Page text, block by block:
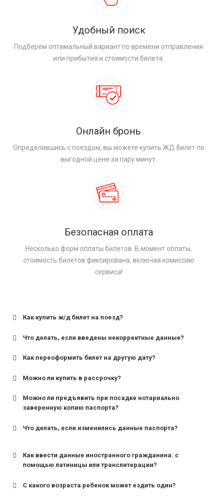
Удобный поиск
Подберём оптимальный вариант по времени отправления
или прибытия и стоимости билета.
Онлайн бронь
Определившись с поездом, вы можете купить ЖД билет по
выгодной цене за пару минут.
Безопасная оплата
Несколько форм оплаты билетов. В момент оплаты,
стоимость билетов фиксирована, включая комиссию
сервиса!
Как купить ж/д билет на поезд?
Что делать, если введены некорректные данные?
Как переоформить билет на другую дату?
Можно ли купить в рассрочку?
Можно ли предъявить при посадке нотариально
заверенную копию паспорта?
Что делать, если изменились данные паспорта?
Как ввести данные иностранного гражданина: с
помощью латиницы или транслитерации?
С какого возраста ребенок может ездить один?